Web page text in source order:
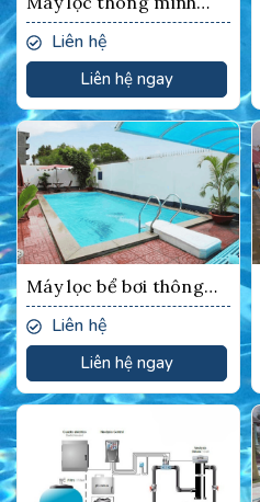
XO3 Model 2008
Liên hệ
Liên hệ ngay
Máy lọc bể bơi thông
minh X-O3, model 2008
Liên hệ
Liên hệ ngay